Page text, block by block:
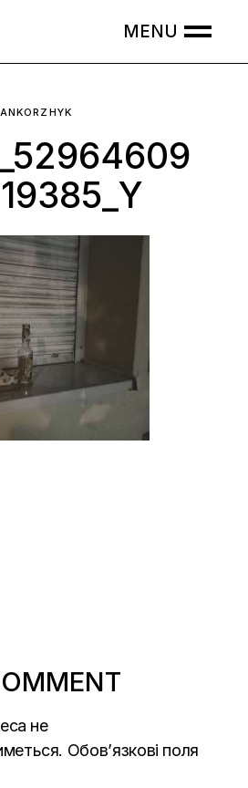
не
Обов’язкові поля